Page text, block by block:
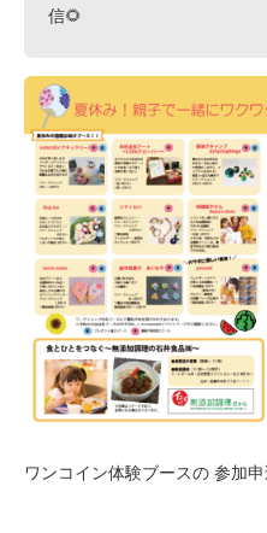
信🌻
ワンコイン体験ブースの 参加申